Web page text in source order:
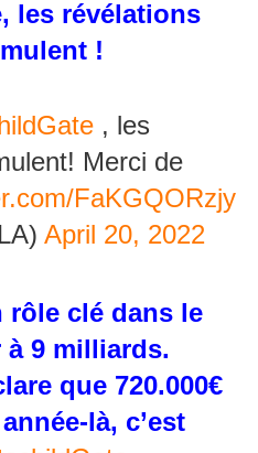
les révélations
!
, les
Merci de
FaKGQORzjy
April 20, 2022
rôle clé dans le
à 9 milliards.
que 720.000€
là, c’est